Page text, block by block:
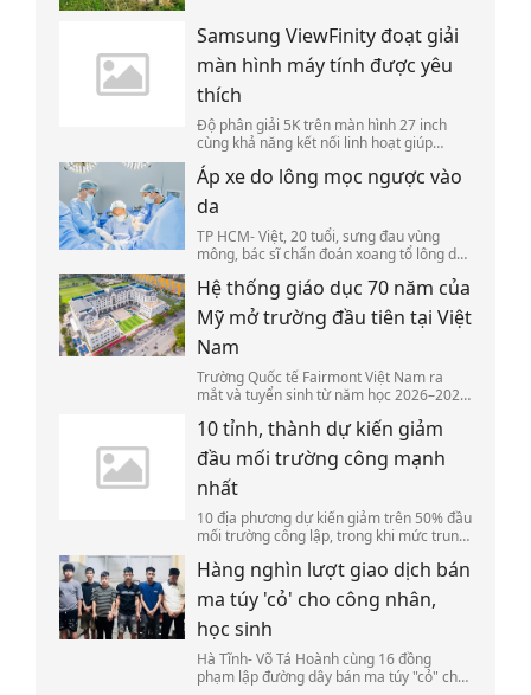
Samsung ViewFinity đoạt giải
màn hình máy tính được yêu
thích
Độ phân giải 5K trên màn hình 27 inch
cùng khả năng kết nối linh hoạt giúp
Samsung ViewFinity S8 S80HF 5K chiến
thắng ở số bình chọn đầu tiên của Sản
phẩm tôi yêu 2026.
Áp xe do lông mọc ngược vào
da
TP HCM- Việt, 20 tuổi, sưng đau vùng
mông, bác sĩ chẩn đoán xoang tổ lông do
Hệ thống giáo dục 70 năm của
Mỹ mở trường đầu tiên tại Việt
Nam
Trường Quốc tế Fairmont Việt Nam ra
mắt và tuyển sinh từ năm học 2026–2027,
Fairmont Schools tại Việt Nam và Đông
Nam Á.
10 tỉnh, thành dự kiến giảm
đầu mối trường công mạnh
nhất
10 địa phương dự kiến giảm trên 50% đầu
mối trường công lập, trong khi mức trung
17.350 trường.
Hàng nghìn lượt giao dịch bán
ma túy 'cỏ' cho công nhân,
học sinh
Hà Tĩnh- Võ Tá Hoành cùng 16 đồng
phạm lập đường dây bán ma túy "cỏ" cho